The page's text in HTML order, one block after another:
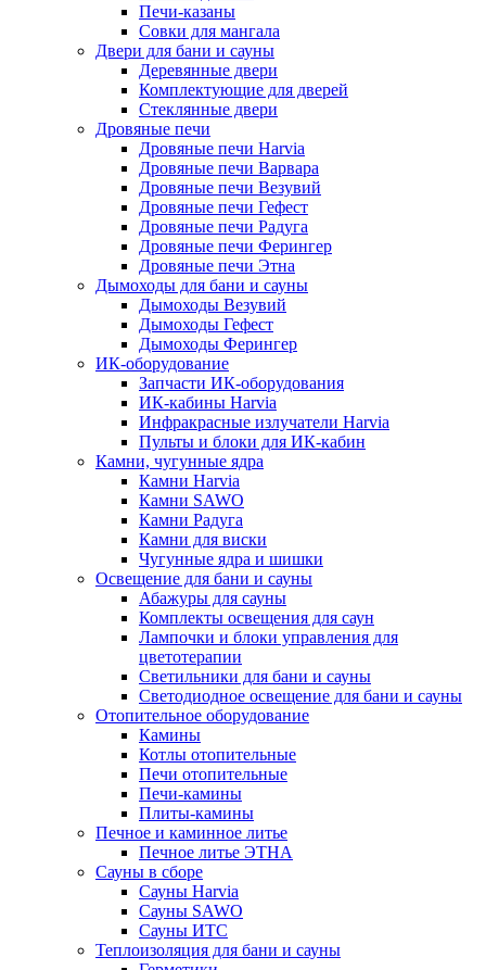
Печи-казаны
Совки для мангала
Двери для бани и сауны
Деревянные двери
Комплектующие для дверей
Стеклянные двери
Дровяные печи
Дровяные печи Harvia
Дровяные печи Варвара
Дровяные печи Везувий
Дровяные печи Гефест
Дровяные печи Радуга
Дровяные печи Ферингер
Дровяные печи Этна
Дымоходы для бани и сауны
Дымоходы Везувий
Дымоходы Гефест
Дымоходы Ферингер
ИК-оборудование
Запчасти ИК-оборудования
ИК-кабины Harvia
Инфракрасные излучатели Harvia
Пульты и блоки для ИК-кабин
Камни, чугунные ядра
Камни Harvia
Камни SAWO
Камни Радуга
Камни для виски
Чугунные ядра и шишки
Освещение для бани и сауны
Абажуры для сауны
Комплекты освещения для саун
Лампочки и блоки управления для
цветотерапии
Светильники для бани и сауны
Светодиодное освещение для бани и сауны
Отопительное оборудование
Камины
Котлы отопительные
Печи отопительные
Печи-камины
Плиты-камины
Печное и каминное литье
Печное литье ЭТНА
Сауны в сборе
Cауны Harvia
Сауны SAWO
Сауны ИТС
Теплоизоляция для бани и сауны